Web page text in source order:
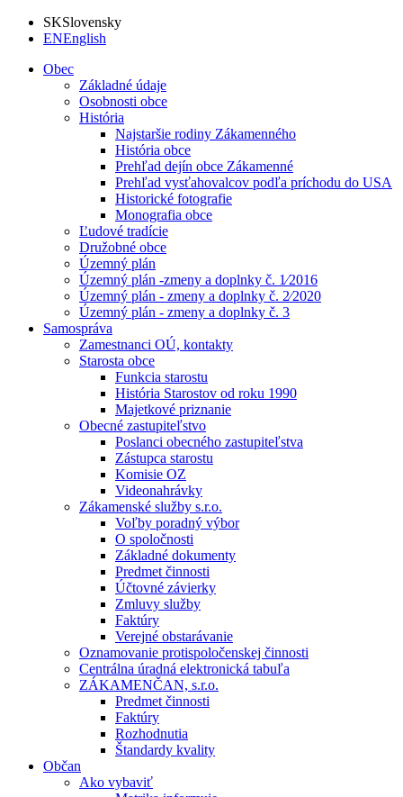
SKSlovensky
ENEnglish
Obec
Základné údaje
Osobnosti obce
História
Najstaršie rodiny Zákamenného
História obce
Prehľad dejín obce Zákamenné
Prehľad vysťahovalcov podľa príchodu do USA
Historické fotografie
Monografia obce
Ľudové tradície
Družobné obce
Územný plán
Územný plán -zmeny a doplnky č. 1⁄2016
Územný plán - zmeny a doplnky č. 2⁄2020
Územný plán - zmeny a doplnky č. 3
Samospráva
Zamestnanci OÚ, kontakty
Starosta obce
Funkcia starostu
História Starostov od roku 1990
Majetkové priznanie
Obecné zastupiteľstvo
Poslanci obecného zastupiteľstva
Zástupca starostu
Komisie OZ
Videonahrávky
Zákamenské služby s.r.o.
Voľby poradný výbor
O spoločnosti
Základné dokumenty
Predmet činnosti
Účtovné závierky
Zmluvy služby
Faktúry
Verejné obstarávanie
Oznamovanie protispoločenskej činnosti
Centrálna úradná elektronická tabuľa
ZÁKAMENČAN, s.r.o.
Predmet činnosti
Faktúry
Rozhodnutia
Štandardy kvality
Občan
Ako vybaviť